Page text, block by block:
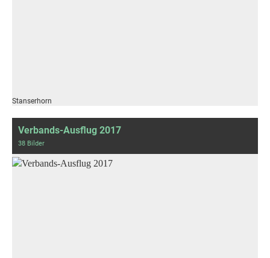
Stanserhorn
Verbands-Ausflug 2017
38 Bilder